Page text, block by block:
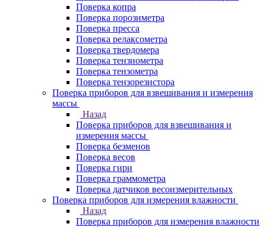
Поверка копра
Поверка порозиметра
Поверка пресса
Поверка релаксометра
Поверка твердомера
Поверка тензиометра
Поверка тензометра
Поверка тензорезистора
Поверка приборов для взвешивания и измерения
массы
Назад
Поверка приборов для взвешивания и
измерения массы
Поверка безменов
Поверка весов
Поверка гири
Поверка граммометра
Поверка датчиков весоизмерительных
Поверка приборов для измерения влажности
Назад
Поверка приборов для измерения влажности